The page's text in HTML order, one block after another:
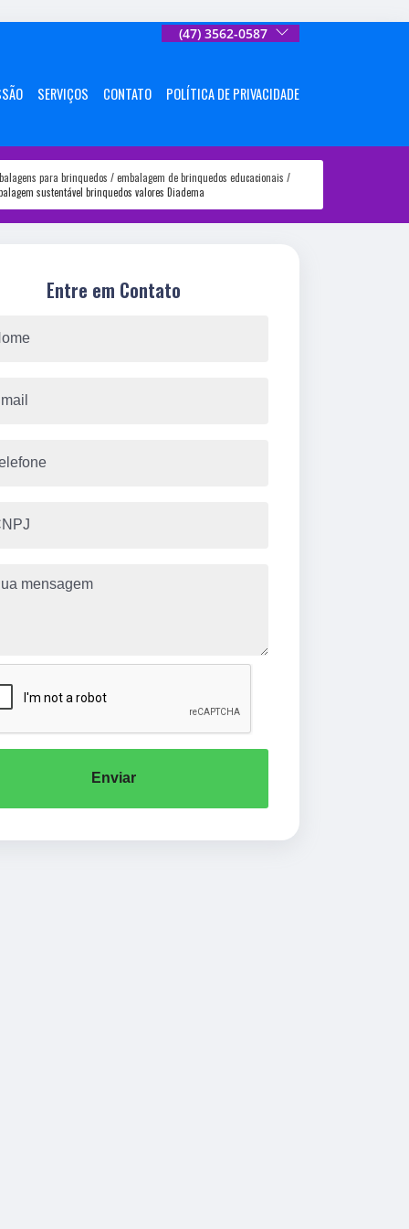
(47) 3562-0587
SERVIÇOS CONTATO POLÍTICA DE PRIVACIDADE
para brinquedos
embalagem de brinquedos educacionais
sustentável brinquedos valores Diadema
Entre em Contato
Enviar